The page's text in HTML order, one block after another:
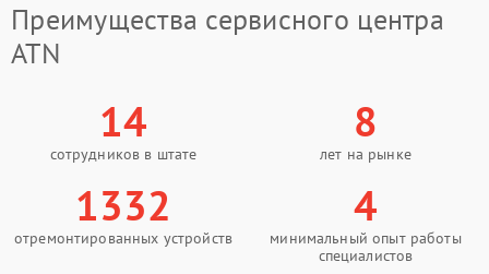
Преимущества сервисного центра
ATN
14
сотрудников в штате
8
лет на рынке
1332
отремонтированных устройств
4
минимальный опыт работы
специалистов